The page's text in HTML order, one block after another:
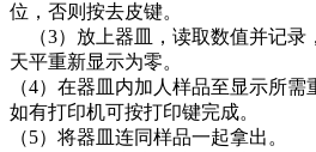
位，否则按去皮键。
（3）放上器皿，读取数值并记录
天平重新显示为零。
（4）在器皿内加人样品至显示所需
如有打印机可按打印键完成。
（5）将器皿连同样品一起拿出。